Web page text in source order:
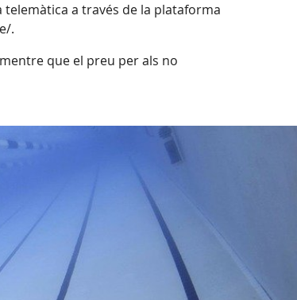
telemàtica a través de la plataforma
.
que el preu per als no